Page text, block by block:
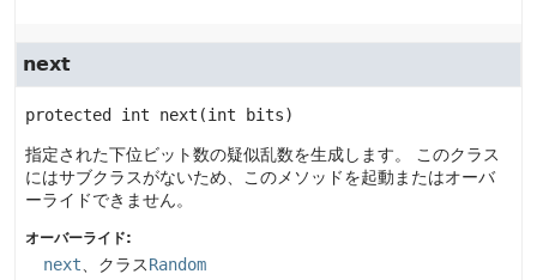
next
protected int next (int bits)
指定された下位ビット数の疑似乱数を生成します。
このクラス
にはサブクラスがないため、このメソッドを起動またはオーバ
ーライドできません。
オーバーライド:
next 、クラスRandom